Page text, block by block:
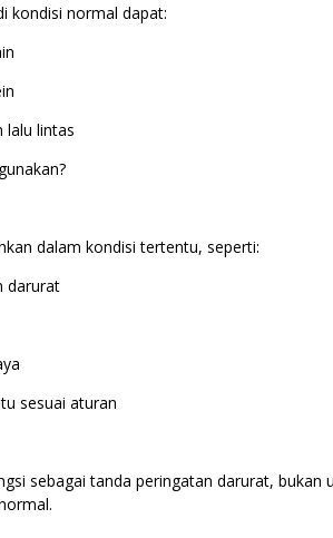
kondisi normal dapat:
lalu lintas
dalam kondisi tertentu, seperti:
darurat
sesuai aturan
sebagai tanda peringatan darurat, bukan